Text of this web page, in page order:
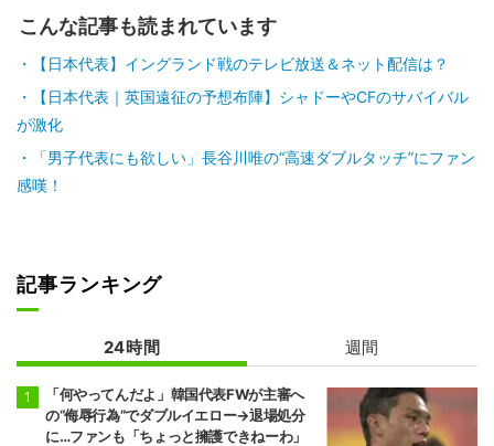
こんな記事も読まれています
【日本代表】イングランド戦のテレビ放送＆ネット配信は？
【日本代表｜英国遠征の予想布陣】シャドーやCFのサバイバル
が激化
「男子代表にも欲しい」長谷川唯の“高速ダブルタッチ”にファン
感嘆！
記事ランキング
24時間 週間
「何やってんだよ」韓国代表FWが主審へ
の“侮辱行為”でダブルイエロー→退場処分
に…ファンも「ちょっと擁護できねーわ」